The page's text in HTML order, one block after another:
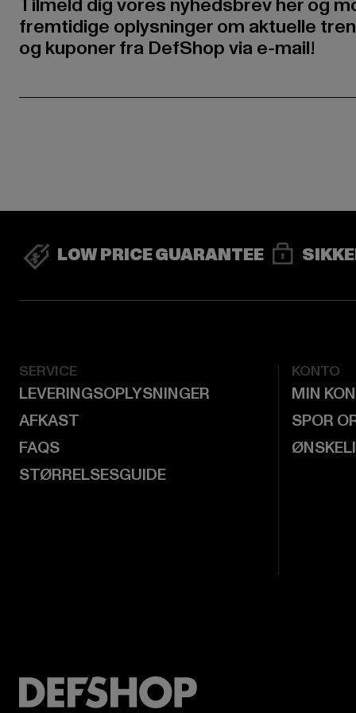
Tilmeld dig vores nyhedsbrev her og
fremtidige oplysninger om aktuelle
og kuponer fra DefShop via e-mail!
LOW PRICE GUARANTEE
SERVICE
LEVERINGSOPLYSNINGER
AFKAST
FAQS
STØRRELSESGUIDE
KONTO
MIN
SPOR